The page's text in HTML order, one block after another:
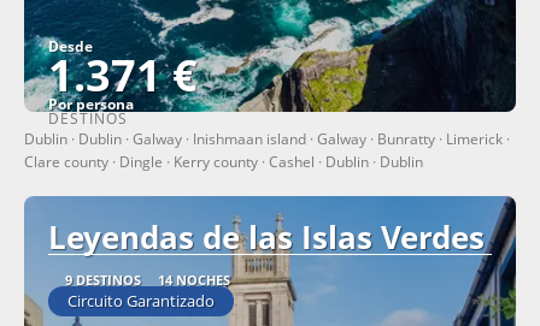
Desde
1.371 €
Por persona
Ver
DESTINOS
Dublin · Dublin · Galway · Inishmaan island · Galway · Bunratty · Limerick ·
Clare county · Dingle · Kerry county · Cashel · Dublin · Dublin
Leyendas de las Islas Verdes
9 DESTINOS 14 NOCHES
Circuito Garantizado